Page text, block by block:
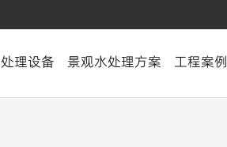
理设备 景观水处理方案 工程案例